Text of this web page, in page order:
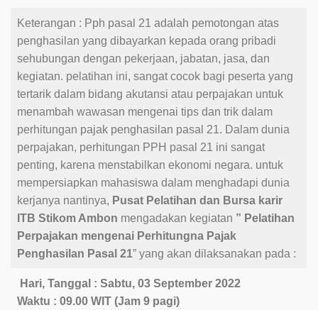
Keterangan : Pph pasal 21 adalah pemotongan atas
penghasilan yang dibayarkan kepada orang pribadi
sehubungan dengan pekerjaan, jabatan, jasa, dan
kegiatan. pelatihan ini, sangat cocok bagi peserta yang
tertarik dalam bidang akutansi atau perpajakan untuk
menambah wawasan mengenai tips dan trik dalam
perhitungan pajak penghasilan pasal 21. Dalam dunia
perpajakan, perhitungan PPH pasal 21 ini sangat
penting, karena menstabilkan ekonomi negara. untuk
mempersiapkan mahasiswa dalam menghadapi dunia
kerjanya nantinya, Pusat Pelatihan dan Bursa karir
ITB Stikom Ambon mengadakan kegiatan ” Pelatihan
Perpajakan mengenai Perhitungna Pajak
Penghasilan Pasal 21” yang akan dilaksanakan pada :
Hari, Tanggal : Sabtu, 03 September 2022
Waktu : 09.00 WIT (Jam 9 pagi)